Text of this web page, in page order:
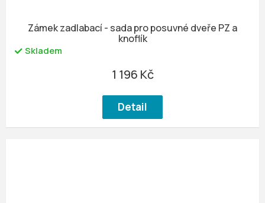
Zámek zadlabací - sada pro posuvné dveře PZ a
knoflík
Skladem
1 196 Kč
Detail